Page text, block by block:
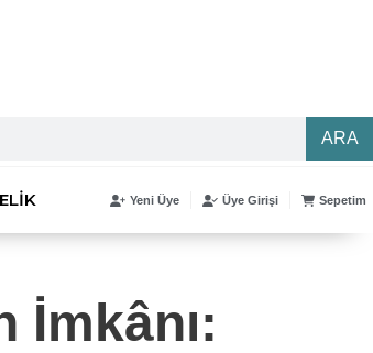
ARA
Yeni Üye Üye Girişi Sepetim
İmkânı: